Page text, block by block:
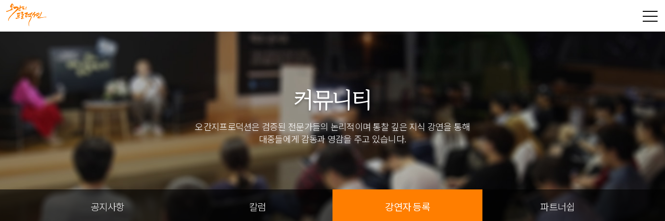
커뮤니티
오간지프로덕션은 검증된 전문가들의 논리적이며 통찰 깊은 지식 강연을 통해
대중들에게 감동과 영감을 주고 있습니다.
공지사항 칼럼 강연자 등록 파트너쉽